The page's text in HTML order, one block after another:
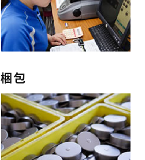
梱包